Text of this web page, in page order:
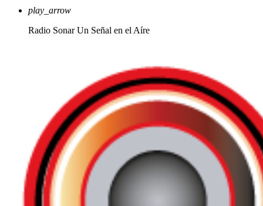
play_arrow
Radio Sonar Un Señal en el Aíre